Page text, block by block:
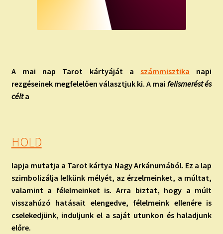
A mai nap Tarot kártyáját aszámmisztika napi
rezgéseinek megfelelően választjuk ki. A mai felismerést és
célta
HOLD
lapja mutatja a Tarot kártya Nagy Arkánumából. Ez a lap
szimbolizálja lelkünk mélyét, az érzelmeinket, a múltat,
valamint a félelmeinket is. Arra biztat, hogy a múlt
visszahúzó hatásait elengedve, félelmeink ellenére is
cselekedjünk, induljunk el a saját utunkon és haladjunk
előre.